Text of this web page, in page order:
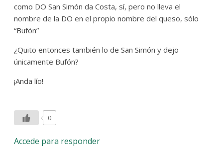
como DO San Simón da Costa, sí, pero no lleva el
nombre de la DO en el propio nombre del queso, sólo
“Bufón”
¿Quito entonces también lo de San Simón y dejo
únicamente Bufón?
¡Anda lío!
0
Accede para responder